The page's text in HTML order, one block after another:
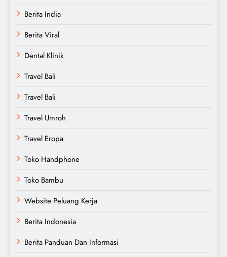
Berita India
Berita Viral
Dental Klinik
Travel Bali
Travel Bali
Travel Umroh
Travel Eropa
Toko Handphone
Toko Bambu
Website Peluang Kerja
Berita Indonesia
Berita Panduan Dan Informasi